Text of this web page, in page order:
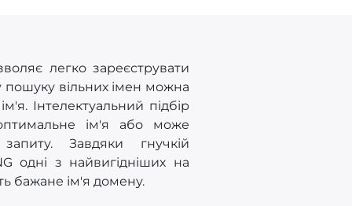
легко зареєструвати
пошуку вільних імен можна
Інтелектуальний підбір
ім'я або може
Завдяки гнучкій
одні з найвигідніших на
бажане ім'я домену.